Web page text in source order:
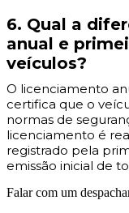
6. Qual a
anual e
veículos?
O licenciamento
certifica que o
normas de
licenciamento é
registrado pela
emissão inicial de
Falar com um